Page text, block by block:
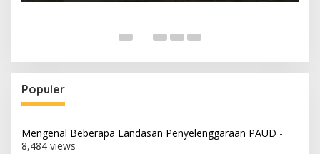
Populer
Mengenal Beberapa Landasan Penyelenggaraan PAUD -
8,484 views